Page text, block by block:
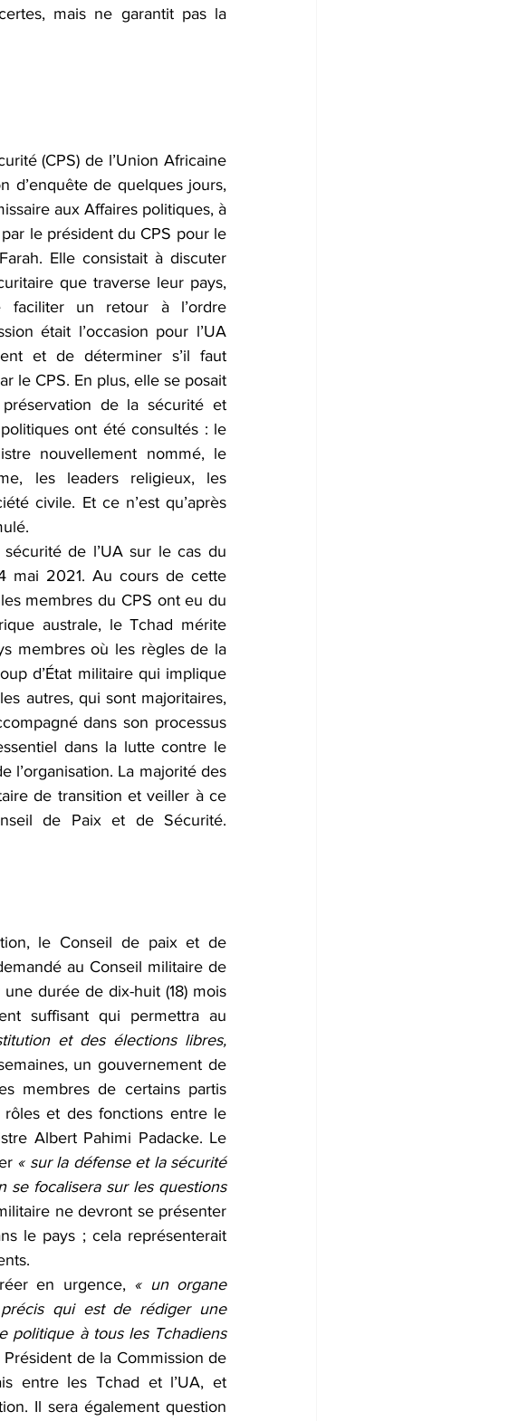
mais ne garantit pas la
(CPS) de l’Union Africaine
d’enquête de quelques jours,
aux Affaires politiques, à
le président du CPS pour le
Elle consistait à discuter
que traverse leur pays,
faciliter un retour à l’ordre
était l’occasion pour l’UA
et de déterminer s’il faut
le CPS. En plus, elle se posait
de la sécurité et
ont été consultés : le
nouvellement nommé, le
les leaders religieux, les
civile. Et ce n’est qu’après
de l’UA sur le cas du
mai 2021. Au cours de cette
membres du CPS ont eu du
australe, le Tchad mérite
membres où les règles de la
d’État militaire qui implique
autres, qui sont majoritaires,
dans son processus
dans la lutte contre le
l’organisation. La majorité des
de transition et veiller à ce
de Paix et de Sécurité.
le Conseil de paix et de
au Conseil militaire de
durée de dix-huit (18) mois
suffisant qui permettra au
et des élections libres,
un gouvernement de
membres de certains partis
rôles et des fonctions entre le
Albert Pahimi Padacke. Le
« sur la défense et la sécurité
se focalisera sur les questions
ne devront se présenter
le pays ; cela représenterait
en urgence, « un organe
qui est de rédiger une
politique à tous les Tchadiens
Président de la Commission de
entre les Tchad et l’UA, et
Il sera également question